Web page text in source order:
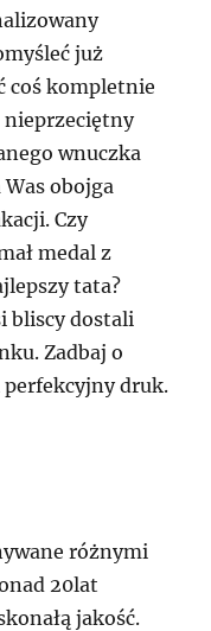
już
coś kompletnie
nieprzeciętny
wnuczka
obojga
Czy
medal z
tata?
bliscy dostali
Zadbaj o
druk.
różnymi
20lat
jakość.